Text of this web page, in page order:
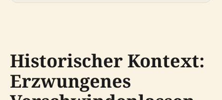
Historischer Kontext:
Erzwungenes